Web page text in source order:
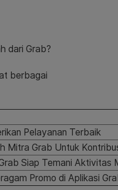
dari Grab?
berbagai
Pelayanan Terbaik
Mitra Grab Untuk
Siap Temani Aktivitas
Promo di Aplikasi